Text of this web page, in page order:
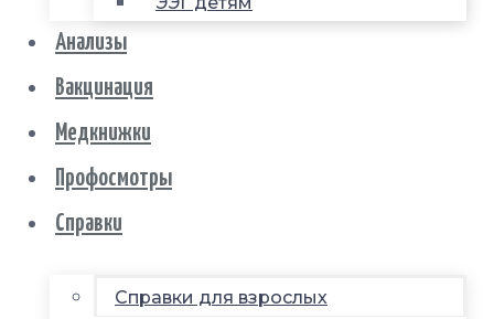
Анализы
Вакцинация
Медкнижки
Профосмотры
Справки
Справки для взрослых